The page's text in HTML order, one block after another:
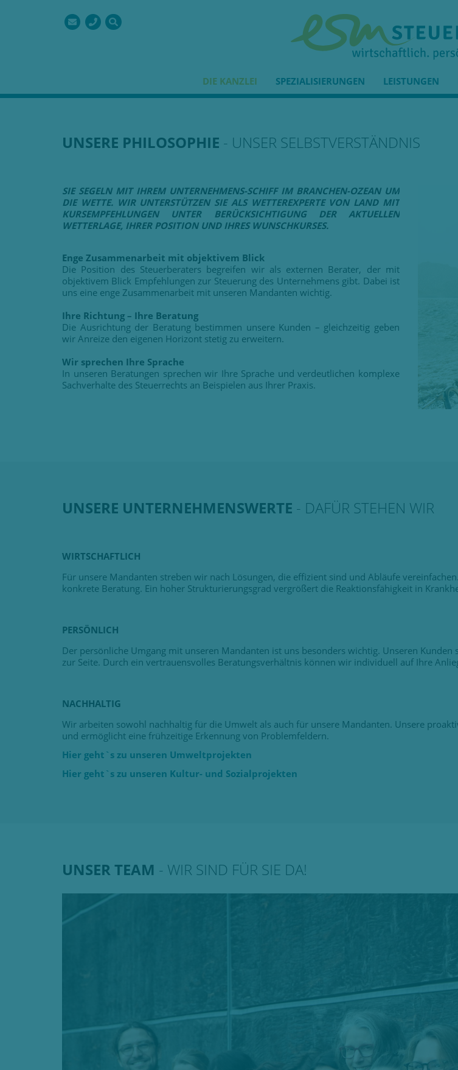
DIE KANZLEI SPEZIALISIERUNGEN LEISTUNGEN
UNSERE PHILOSOPHIE - UNSER SELBSTVERSTÄNDNIS
SIE SEGELN MIT IHREM UNTERNEHMENS-SCHIFF IM BRANCHEN-OZEAN UM
DIE WETTE. WIR UNTERSTÜTZEN SIE ALS WETTEREXPERTE VON LAND MIT
KURSEMPFEHLUNGEN UNTER BERÜCKSICHTIGUNG DER AKTUELLEN
WETTERLAGE, IHRER POSITION UND IHRES WUNSCHKURSES.
Enge Zusammenarbeit mit objektivem Blick
Die Position des Steuerberaters begreifen wir als externen Berater, der mit
objektivem Blick Empfehlungen zur Steuerung des Unternehmens gibt. Dabei ist
uns eine enge Zusammenarbeit mit unseren Mandanten wichtig.
Ihre Richtung – Ihre Beratung
Die Ausrichtung der Beratung bestimmen unsere Kunden – gleichzeitig geben
wir Anreize den eigenen Horizont stetig zu erweitern.
Wir sprechen Ihre Sprache
In unseren Beratungen sprechen wir Ihre Sprache und verdeutlichen komplexe
Sachverhalte des Steuerrechts an Beispielen aus Ihrer Praxis.
UNSERE UNTERNEHMENSWERTE - DAFÜR STEHEN WIR
WIRTSCHAFTLICH
Für unsere Mandanten streben wir nach Lösungen, die effizient sind und Abläufe
konkrete Beratung. Ein hoher Strukturierungsgrad vergrößert die Reaktionsfähigkeit in
PERSÖNLICH
Der persönliche Umgang mit unseren Mandanten ist uns besonders wichtig. Unseren
zur Seite. Durch ein vertrauensvolles Beratungsverhältnis können wir individuell auf Ihre
NACHHALTIG
Wir arbeiten sowohl nachhaltig für die Umwelt als auch für unsere Mandanten. Unsere
und ermöglicht eine frühzeitige Erkennung von Problemfeldern.
Hier geht`s zu unseren Umweltprojekten
Hier geht`s zu unseren Kultur- und Sozialprojekten
UNSER TEAM - WIR SIND FÜR SIE DA!